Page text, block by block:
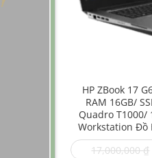
HP ZBook 17
RAM 16GB/
Quadro T1000/
Workstation Đồ
17,000,000₫